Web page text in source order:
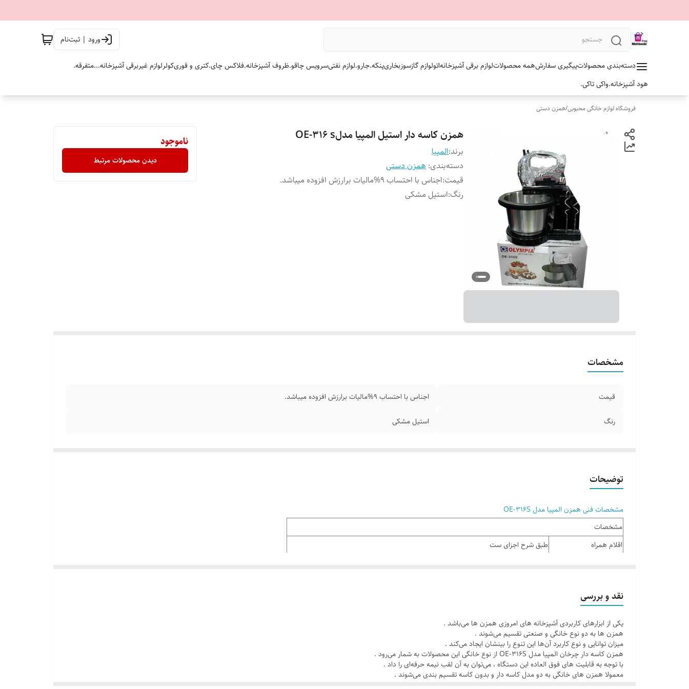
ورود | ثبت‌نام
دسته‌بندی محصولاتپیگیری سفارشهمه محصولاتلوازم برقی آشپزخانهاتولوازم گازسوزبخاریپنکه.جارو.لوازم نفتیسرویس چاقو.ظروف آشپزخانه.فلاکس چای.کتری و قوریکولرلوازم غیربرقی آشپزخانه...متفرقه.
هود آشپزخانه.واکی تاکی.
فروشگاه لوازم خانگی محبوبی/همزن دستی
همزن کاسه دار استیل المپیا مدلOE-316 s
برند:المپیا
دسته‌بندی: همزن دستی
قیمت:اجناس با احتساب 9%مالیات برارزش افزوده میباشد.
رنگ:استیل مشکی
ناموجود
دیدن محصولات مرتبط
مشخصات
قیمت اجناس با احتساب 9%مالیات برارزش افزوده میباشد.
رنگ استیل مشکی
توضیحات
مشخصات فنی همزن المپیا مدل OE-316S
مشخصات
اقلام همراه
طبق شرح اجزای ست
چرخش اتوماتیک کاسه
طول سیم
1.2 متر
ظرفیت کاسه
2.2 لیتر
قابلیت و ویژگی های همراهاستفاده آسان |, دارای قابلیت چرخش اتوماتیک کاسه همزن |, دارای قابلیت و پره خمیرزن |
نقد و بررسی
یکی از ابزارهای کاربردی آشپزخانه های امروزی همزن ها می‌باشد .
همزن ها به دو نوع خانگی و صنعتی تقسیم می‌شوند .
میزان توانایی و نوع کاربرد آن‌ها این تنوع را بینشان ایجاد می‌کند .
همزن کاسه دار چرخان المپیا مدل OE-316S از نوع خانگی این محصولات به شمار می‌رود .
با توجه به قابلیت های فوق العاده این دستگاه ، می‌توان به آن لقب نیمه حرفه‌ای را داد .
معمولا همزن های خانگی به دو مدل کاسه دار و بدون کاسه تقسیم بندی می‌شوند .